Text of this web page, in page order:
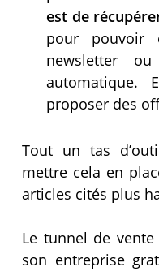
est de
pour pouvoir
newsletter
automatique.
proposer des
Tout un tas
mettre cela en
articles cités plus
Le tunnel de
son entreprise